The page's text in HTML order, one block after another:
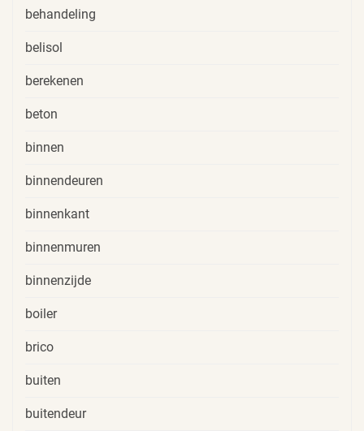
behandeling
belisol
berekenen
beton
binnen
binnendeuren
binnenkant
binnenmuren
binnenzijde
boiler
brico
buiten
buitendeur